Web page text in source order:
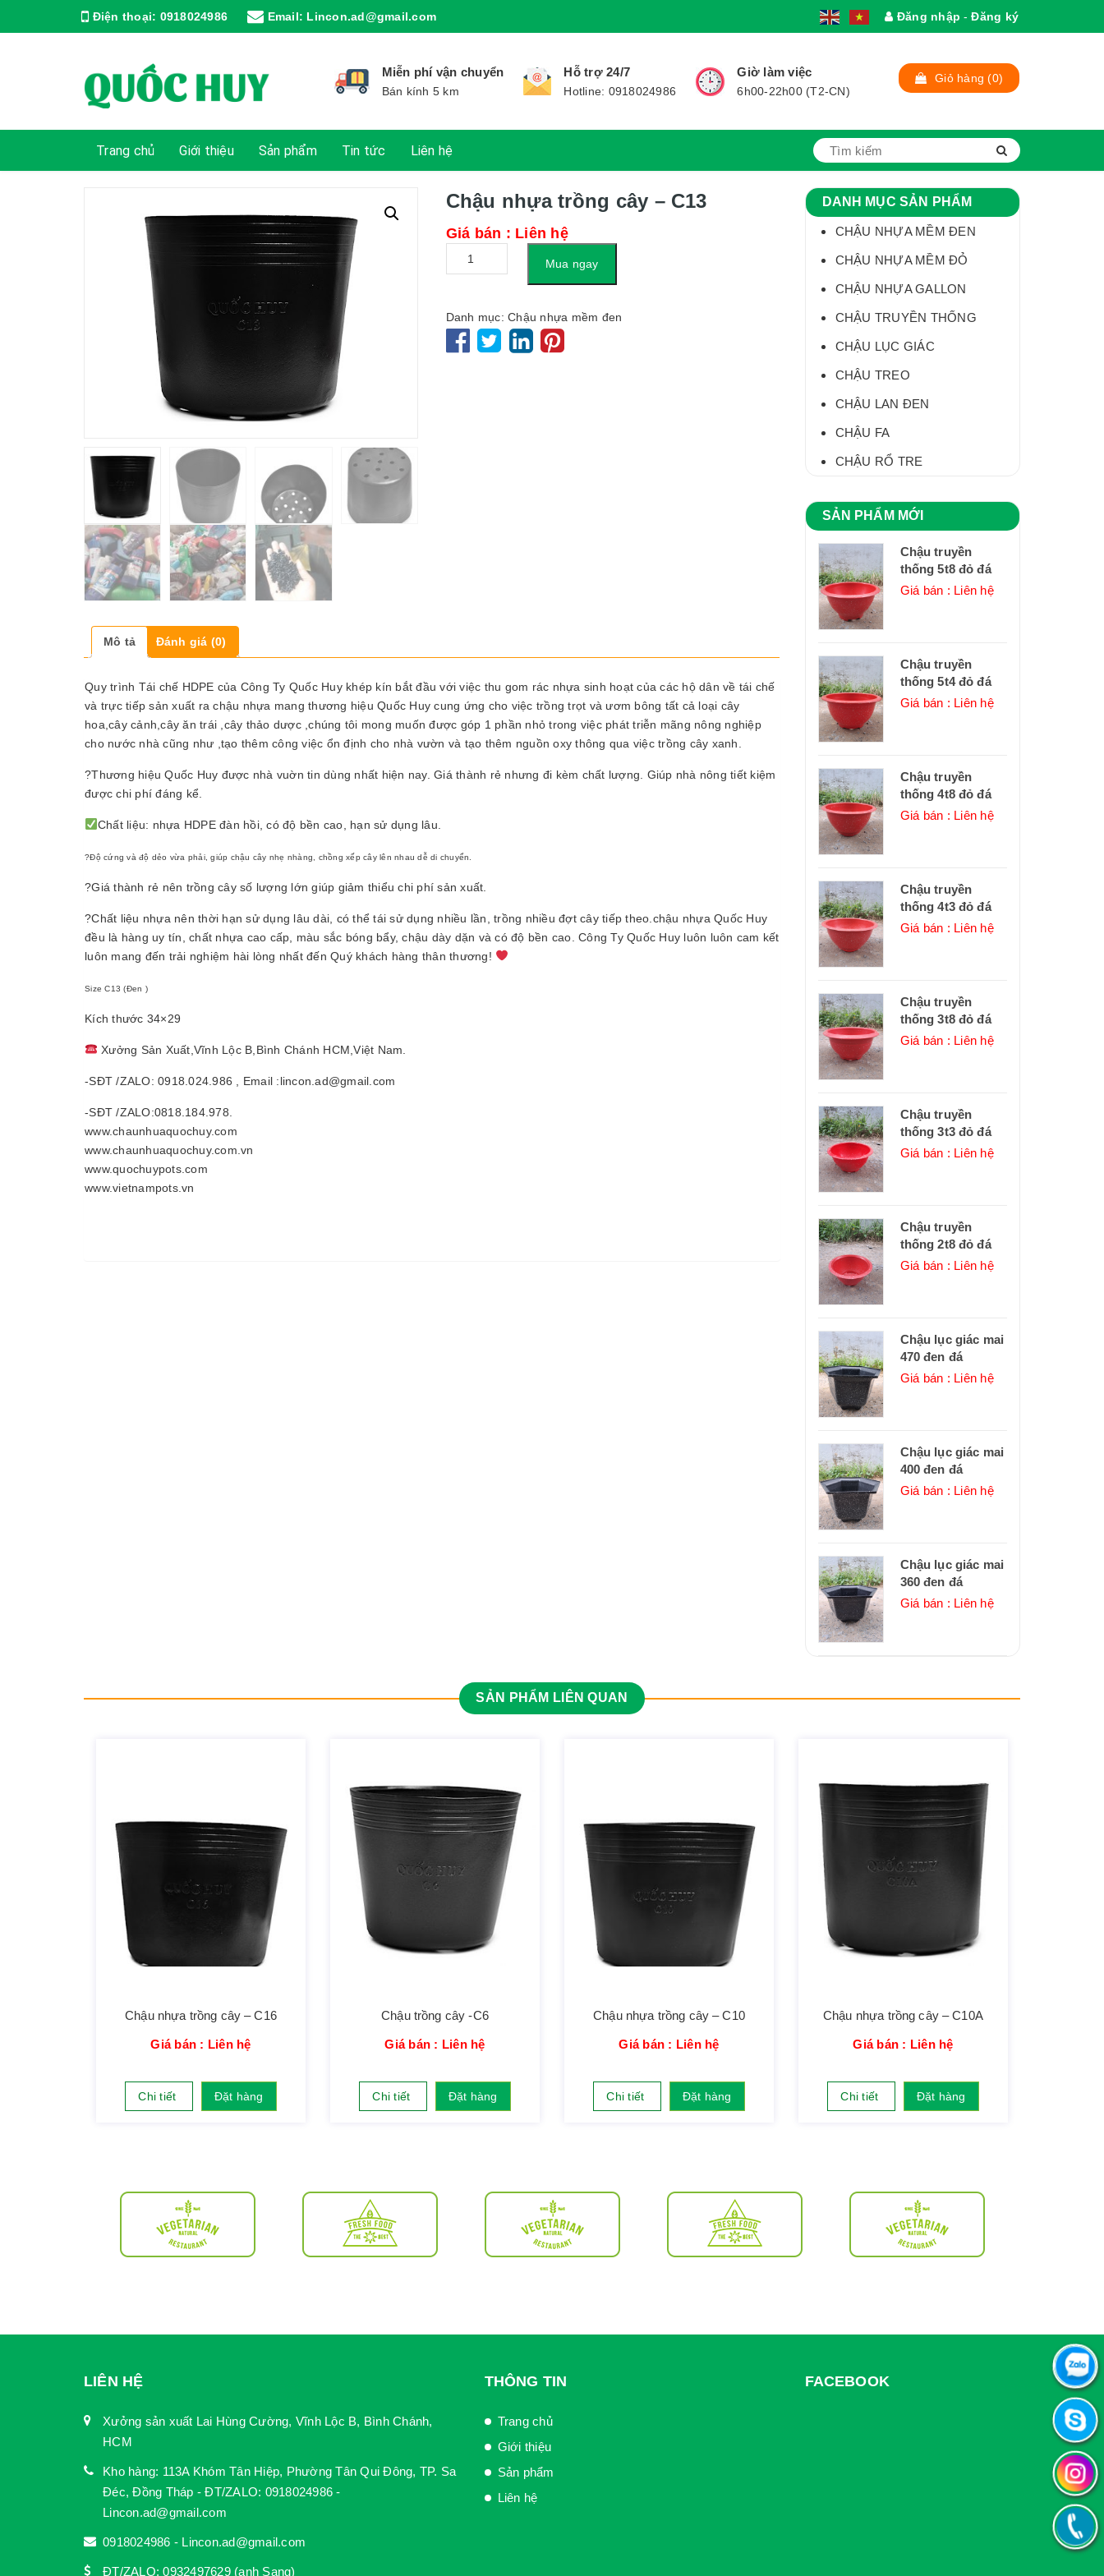
Điện thoại: 0918024986 Email: Lincon.ad@gmail.com Đăng nhập - Đăng ký
Miễn phí vận chuyển
Bán kính 5 km
Hỗ trợ 24/7
Hotline: 0918024986
Giờ làm việc
6h00-22h00 (T2-CN)
Giỏ hàng (0)
Trang chủ Giới thiệu Sản phẩm Tin tức Liên hệ
Chậu nhựa trồng cây – C13
Giá bán : Liên hệ
Mua ngay
Danh mục:Chậu nhựa mềm đen
Mô tả Đánh giá (0)
Quy trình Tái chế HDPE của Công Ty Quốc Huy khép kín bắt đầu với việc thu gom rác nhựa sinh hoạt của các hộ dân về tái chế
và trực tiếp sản xuất ra chậu nhựa mang thương hiệu Quốc Huy cung ứng cho việc trồng trọt và ươm bông tất cả loại cây
hoa,cây cảnh,cây ăn trái ,cây thảo dược ,chúng tôi mong muốn được góp 1 phần nhỏ trong việc phát triễn mãng nông nghiệp
cho nước nhà cũng như ,tạo thêm công việc ổn định cho nhà vườn và tạo thêm nguồn oxy thông qua việc trồng cây xanh.
?Thương hiệu Quốc Huy được nhà vuờn tin dùng nhất hiện nay. Giá thành rẻ nhưng đi kèm chất lượng. Giúp nhà nông tiết kiệm
được chi phí đáng kể.
Chất liệu: nhựa HDPE đàn hồi, có độ bền cao, hạn sử dụng lâu.
?Độ cứng và độ dẻo vừa phải, giúp chậu cây nhẹ nhàng, chồng xếp cây lên nhau dễ di chuyển.
?Giá thành rẻ nên trồng cây số lượng lớn giúp giảm thiểu chi phí sản xuất.
?Chất liệu nhựa nên thời hạn sử dụng lâu dài, có thể tái sử dụng nhiều lần, trồng nhiều đợt cây tiếp theo.chậu nhựa Quốc Huy
đều là hàng uy tín, chất nhựa cao cấp, màu sắc bóng bẩy, chậu dày dặn và có độ bền cao. Công Ty Quốc Huy luôn luôn cam kết
luôn mang đến trải nghiệm hài lòng nhất đến Quý khách hàng thân thương!
Size C13 (Đen )
Kích thước 34×29
Xưởng Sản Xuất,Vĩnh Lộc B,Bình Chánh HCM,Việt Nam.
-SĐT /ZALO: 0918.024.986 , Email :lincon.ad@gmail.com
-SĐT /ZALO:0818.184.978.
www.chaunhuaquochuy.com
www.chaunhuaquochuy.com.vn
www.quochuypots.com
www.vietnampots.vn
DANH MỤC SẢN PHẨM
CHẬU NHỰA MỀM ĐEN
CHẬU NHỰA MỀM ĐỎ
CHẬU NHỰA GALLON
CHẬU TRUYỀN THỐNG
CHẬU LỤC GIÁC
CHẬU TREO
CHẬU LAN ĐEN
CHẬU FA
CHẬU RỔ TRE
SẢN PHẨM MỚI
Chậu truyền
thống 5t8 đỏ đá
Giá bán : Liên hệ
Chậu truyền
thống 5t4 đỏ đá
Giá bán : Liên hệ
Chậu truyền
thống 4t8 đỏ đá
Giá bán : Liên hệ
Chậu truyền
thống 4t3 đỏ đá
Giá bán : Liên hệ
Chậu truyền
thống 3t8 đỏ đá
Giá bán : Liên hệ
Chậu truyền
thống 3t3 đỏ đá
Giá bán : Liên hệ
Chậu truyền
thống 2t8 đỏ đá
Giá bán : Liên hệ
Chậu lục giác mai
470 đen đá
Giá bán : Liên hệ
Chậu lục giác mai
400 đen đá
Giá bán : Liên hệ
Chậu lục giác mai
360 đen đá
Giá bán : Liên hệ
SẢN PHẨM LIÊN QUAN
Chậu nhựa trồng cây – C16
Giá bán : Liên hệ
Chi tiết Đặt hàng
Chậu trồng cây -C6
Giá bán : Liên hệ
Chi tiết Đặt hàng
Chậu nhựa trồng cây – C10
Giá bán : Liên hệ
Chi tiết Đặt hàng
Chậu nhựa trồng cây – C10A
Giá bán : Liên hệ
Chi tiết Đặt hàng
LIÊN HỆ
Xưởng sản xuất Lai Hùng Cường, Vĩnh Lộc B, Bình Chánh,
HCM
Kho hàng: 113A Khóm Tân Hiệp, Phường Tân Qui Đông, TP. Sa
Đéc, Đồng Tháp - ĐT/ZALO: 0918024986 -
Lincon.ad@gmail.com
0918024986 - Lincon.ad@gmail.com
ĐT/ZALO: 0932497629 (anh Sang)
THÔNG TIN
Trang chủ
Giới thiệu
Sản phẩm
Liên hệ
FACEBOOK